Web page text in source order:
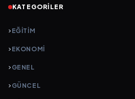
KATEGORILER
EĞITIM
EKONOMI
GENEL
GÜNCEL